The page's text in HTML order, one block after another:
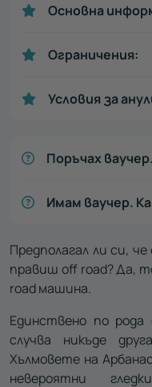
Основна
Ограничения:
Условия за
Поръчах
Имам ваучер.
Предполагал ли си,
правиш off road? Да,
road машина.
Единствено по
случва никъде
Хълмовете на
невероятни